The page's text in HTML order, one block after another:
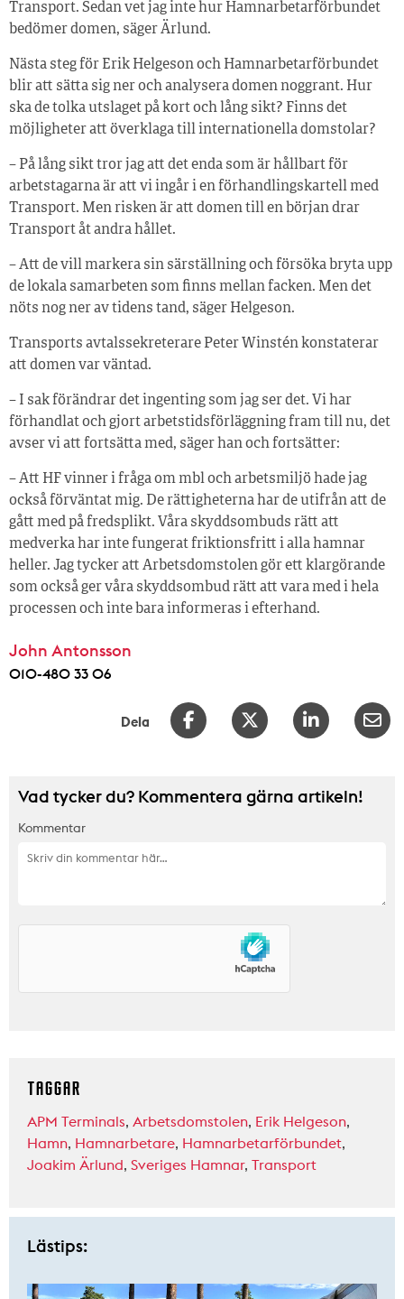
Transport. Sedan vet jag inte hur Hamnarbetarförbundet
bedömer domen, säger Ärlund.
Nästa steg för Erik Helgeson och Hamnarbetarförbundet
blir att sätta sig ner och analysera domen noggrant. Hur
ska de tolka utslaget på kort och lång sikt? Finns det
möjligheter att överklaga till internationella domstolar?
– På lång sikt tror jag att det enda som är hållbart för
arbetstagarna är att vi ingår i en förhandlingskartell med
Transport. Men risken är att domen till en början drar
Transport åt andra hållet.
– Att de vill markera sin särställning och försöka bryta upp
de lokala samarbeten som finns mellan facken. Men det
nöts nog ner av tidens tand, säger Helgeson.
Transports avtalssekreterare Peter Winstén konstaterar
att domen var väntad.
– I sak förändrar det ingenting som jag ser det. Vi har
förhandlat och gjort arbetstidsförläggning fram till nu, det
avser vi att fortsätta med, säger han och fortsätter:
– Att HF vinner i fråga om mbl och arbetsmiljö hade jag
också förväntat mig. De rättigheterna har de utifrån att de
gått med på fredsplikt. Våra skyddsombuds rätt att
medverka har inte fungerat friktionsfritt i alla hamnar
heller. Jag tycker att Arbetsdomstolen gör ett klargörande
som också ger våra skyddsombud rätt att vara med i hela
processen och inte bara informeras i efterhand.
John Antonsson
010-480 33 06
Dela
Vad tycker du? Kommentera gärna artikeln!
Kommentar
TAGGAR
APM Terminals, Arbetsdomstolen, Erik Helgeson,
Hamn, Hamnarbetare, Hamnarbetarförbundet,
Joakim Ärlund, Sveriges Hamnar, Transport
Lästips: